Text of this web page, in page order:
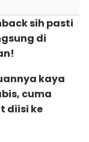
sih pasti
di
kaya
cuma
diisi ke